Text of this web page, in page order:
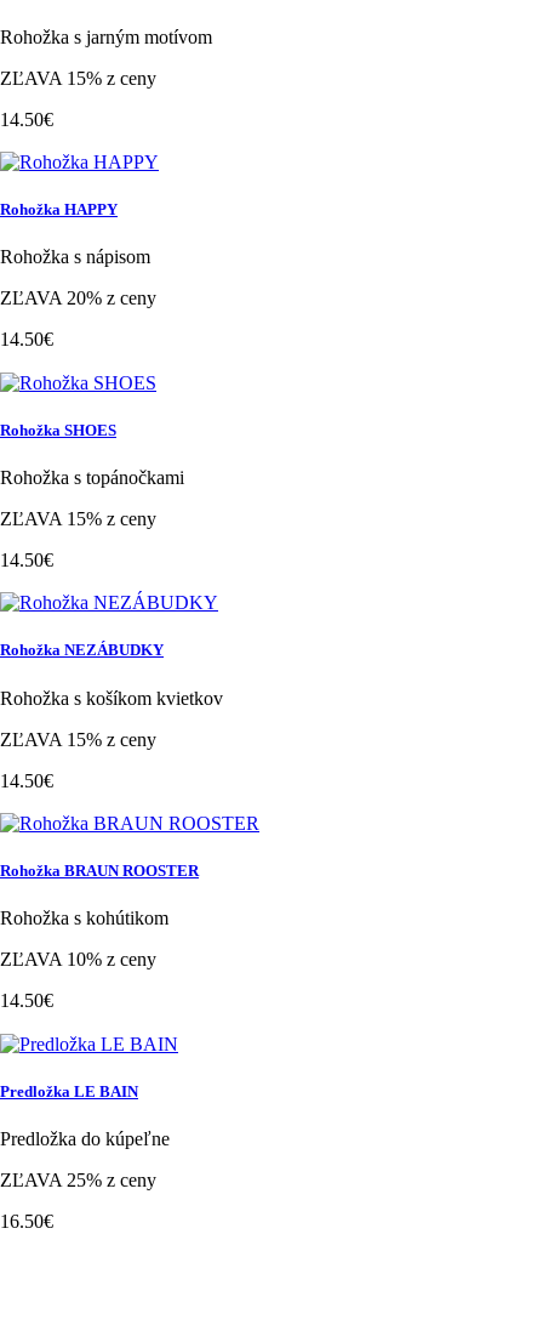
Rohožka s jarným motívom
ZĽAVA 15% z ceny
14.50€
Rohožka HAPPY
Rohožka s nápisom
ZĽAVA 20% z ceny
14.50€
Rohožka SHOES
Rohožka s topánočkami
ZĽAVA 15% z ceny
14.50€
Rohožka NEZÁBUDKY
Rohožka s košíkom kvietkov
ZĽAVA 15% z ceny
14.50€
Rohožka BRAUN ROOSTER
Rohožka s kohútikom
ZĽAVA 10% z ceny
14.50€
Predložka LE BAIN
Predložka do kúpeľne
ZĽAVA 25% z ceny
16.50€